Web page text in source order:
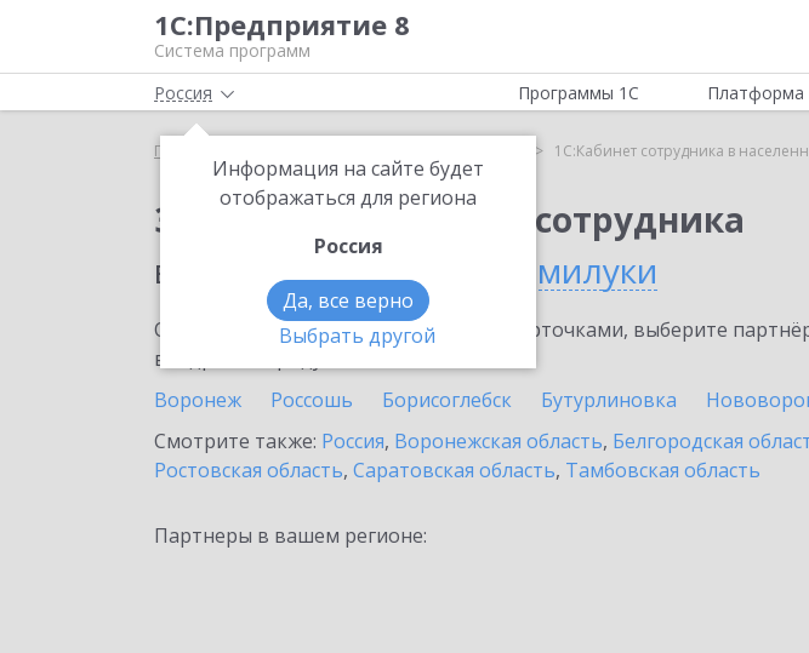
1С:Предприятие 8
Система программ
Россия
Информация на сайте будет
отображаться для региона
Россия
Да, все верно
Выбрать другой
Программы 1С Платформа
Главная 1С:Кабинет сотрудника в
Заказать 1С:Кабинет сотрудника
в населенном пунте
Семилуки
Ознакомьтесь с информационными карточками, выберите
внедрение продукта.
Воронеж
Россошь Борисоглебск Бутурлиновка
Смотрите также: Россия, Воронежская область, Белгородская
Ростовская область, Саратовская область, Тамбовская область
Партнеры в вашем регионе: